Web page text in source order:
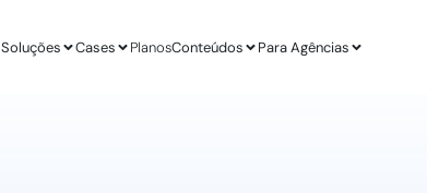
Soluções Cases PlanosConteúdos Para Agências